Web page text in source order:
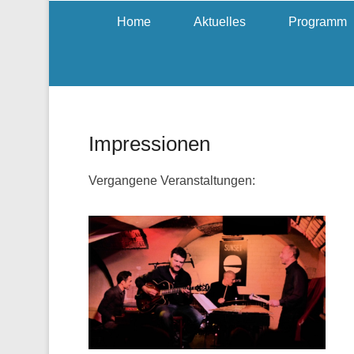
Home Aktuelles Programm
Impressionen
Vergangene Veranstaltungen: